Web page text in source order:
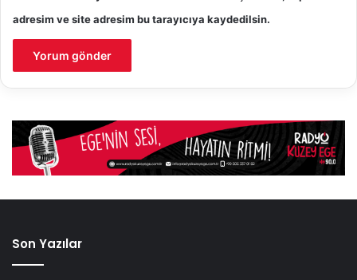
adresim ve site adresim bu tarayıcıya kaydedilsin.
Son Yazılar